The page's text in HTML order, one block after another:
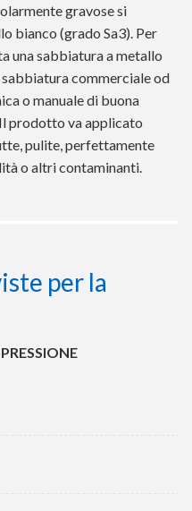
gravose si
bianco (grado Sa3). Per
una sabbiatura a metallo
commerciale od
o manuale di buona
prodotto va applicato
pulite, perfettamente
o altri contaminanti.
per la